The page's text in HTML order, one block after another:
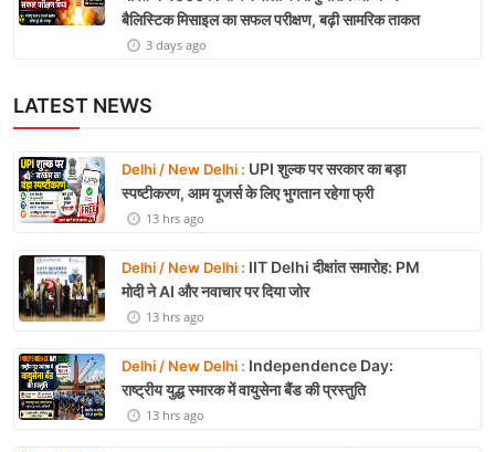
बैलिस्टिक मिसाइल का सफल परीक्षण, बढ़ी सामरिक ताकत
3 days ago
LATEST NEWS
Delhi / New Delhi : UPI शुल्क पर सरकार का बड़ा
स्पष्टीकरण, आम यूजर्स के लिए भुगतान रहेगा फ्री
13 hrs ago
Delhi / New Delhi : IIT Delhi दीक्षांत समारोह: PM
मोदी ने AI और नवाचार पर दिया जोर
13 hrs ago
Delhi / New Delhi : Independence Day:
राष्ट्रीय युद्ध स्मारक में वायुसेना बैंड की प्रस्तुति
13 hrs ago